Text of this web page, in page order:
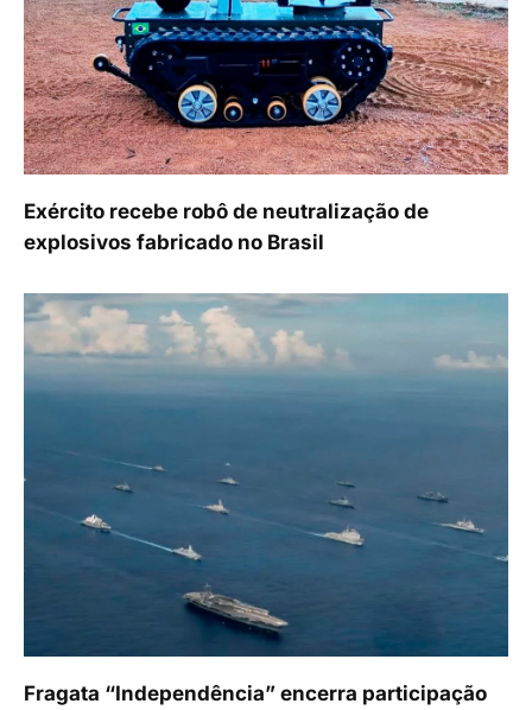
Exército recebe robô de neutralização de
explosivos fabricado no Brasil
Fragata “Independência” encerra participação